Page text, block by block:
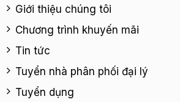
Giới thiệu chúng tôi
Chương trình khuyến mãi
Tin tức
Tuyển nhà phân phối đại lý
Tuyển dụng